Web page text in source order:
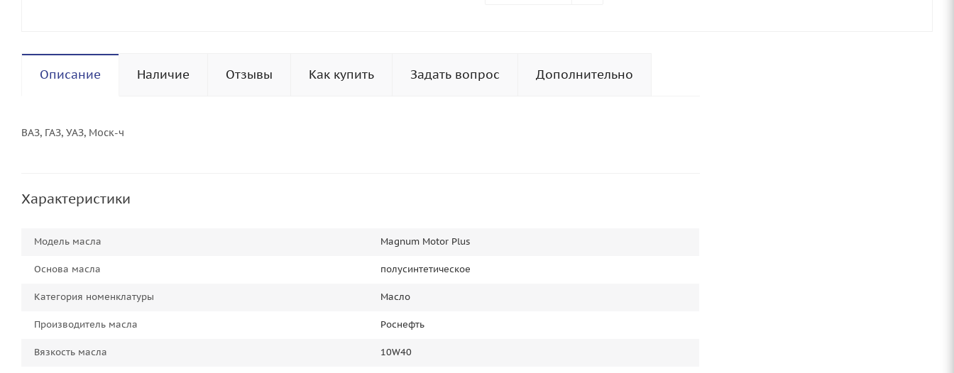
Описание Наличие Отзывы Как купить Задать вопрос Дополнительно
ВАЗ, ГАЗ, УАЗ, Моск-ч
Характеристики
Модель масла Magnum Motor Plus
Основа масла полусинтетическое
Категория номенклатуры Масло
Производитель масла Роснефть
Вязкость масла 10W40